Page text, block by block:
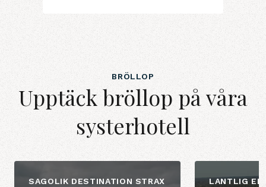
BRÖLLOP
Upptäck bröllop på våra
systerhotell
SAGOLIK DESTINATION STRAX
LANTLIG